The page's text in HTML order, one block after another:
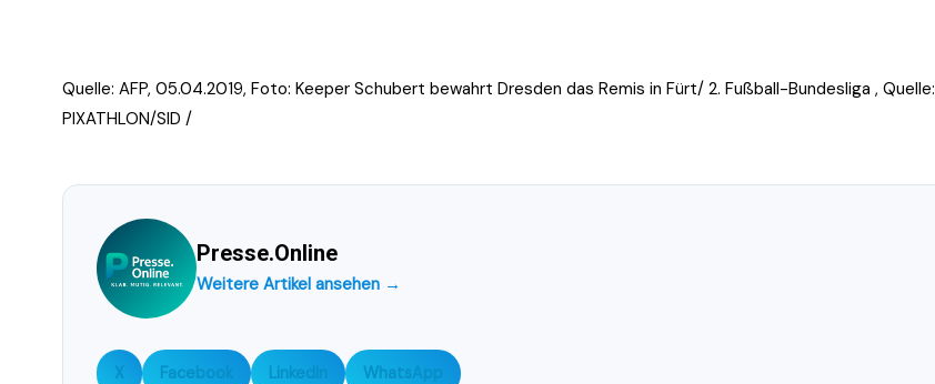
Quelle: AFP, 05.04.2019, Foto: Keeper Schubert bewahrt Dresden das Remis in Fürt/ 2. Fußball-Bundesliga , Quelle:
PIXATHLON/SID /
Presse.Online
Weitere Artikel ansehen →
X Facebook LinkedIn WhatsApp